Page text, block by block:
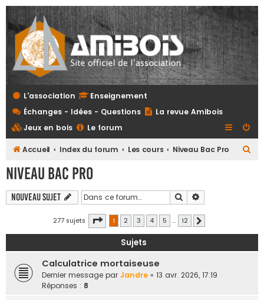
L'association
Enseignement
Échanges - Idées - Questions
La revue Amibois
Jeux en bois
Le forum
Accueil Index du forum Les cours Niveau Bac Pro
Niveau Bac Pro
Nouveau sujet Rechercher
277 sujets Page 1sur12
1 2 3 4 5 … 12
Sujets
Calculatrice mortaiseuse
Dernier message par Jandre « 13 avr. 2026, 17:19
Réponses : 8